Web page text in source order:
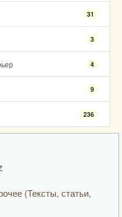
31
3
4
9
236
(Тексты, статьи,